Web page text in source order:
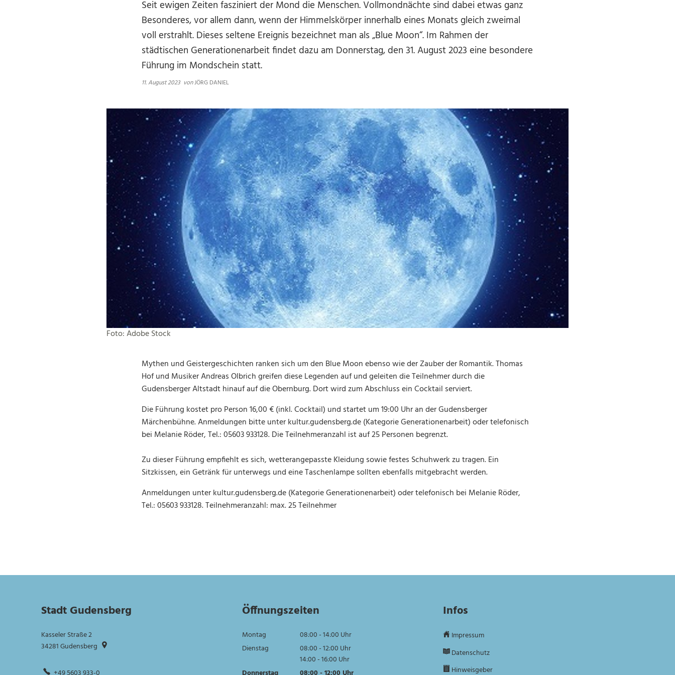
Seit ewigen Zeiten fasziniert der Mond die Menschen. Vollmondnächte sind dabei etwas ganz
Besonderes, vor allem dann, wenn der Himmelskörper innerhalb eines Monats gleich zweimal
voll erstrahlt. Dieses seltene Ereignis bezeichnet man als „Blue Moon“. Im Rahmen der
städtischen Generationenarbeit findet dazu am Donnerstag, den 31. August 2023 eine besondere
Führung im Mondschein statt.
11. August 2023 vonJÖRG DANIEL
Foto: Adobe Stock
Mythen und Geistergeschichten ranken sich um den Blue Moon ebenso wie der Zauber der Romantik. Thomas
Hof und Musiker Andreas Olbrich greifen diese Legenden auf und geleiten die Teilnehmer durch die
Gudensberger Altstadt hinauf auf die Obernburg. Dort wird zum Abschluss ein Cocktail serviert.
Die Führung kostet pro Person 16,00 € (inkl. Cocktail) und startet um 19:00 Uhr an der Gudensberger
Märchenbühne. Anmeldungen bitte unter kultur.gudensberg.de (Kategorie Generationenarbeit) oder telefonisch
bei Melanie Röder, Tel.: 05603 933128. Die Teilnehmeranzahl ist auf 25 Personen begrenzt.
Zu dieser Führung empfiehlt es sich, wetterangepasste Kleidung sowie festes Schuhwerk zu tragen. Ein
Sitzkissen, ein Getränk für unterwegs und eine Taschenlampe sollten ebenfalls mitgebracht werden.
Anmeldungen unter kultur.gudensberg.de (Kategorie Generationenarbeit) oder telefonisch bei Melanie Röder,
Tel.: 05603 933128. Teilnehmeranzahl: max. 25 Teilnehmer
Stadt Gudensberg
Kasseler Straße 2
34281Gudensberg
Öffnungszeiten
Montag 08:00-14:00 Uhr
Von 08:00 bis 14:00 Uhr
Dienstag 08:00-12:00 Uhr
Von 08:00 bis 12:00 Uhr
14:00-16:00 Uhr
Von 14:00 bis 16:00 Uhr
Infos
Impressum
Datenschutz
Hinweisgeber